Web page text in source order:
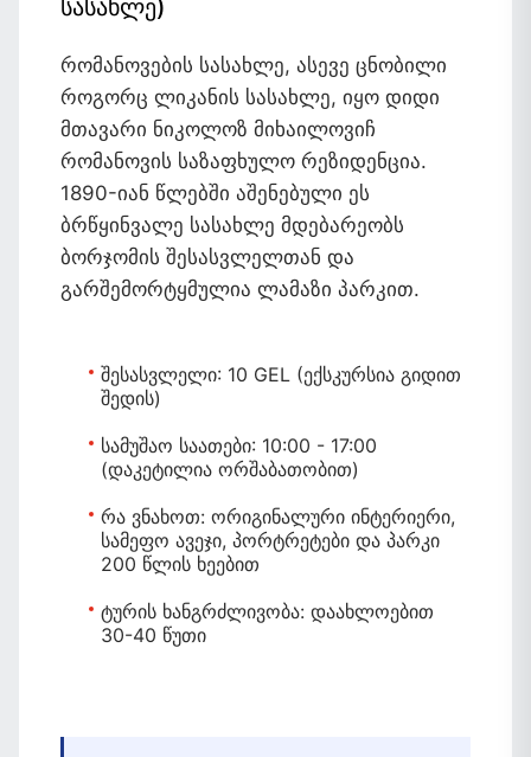
სასახლე)
რომანოვების სასახლე, ასევე ცნობილი
როგორც ლიკანის სასახლე, იყო დიდი
მთავარი ნიკოლოზ მიხაილოვიჩ
რომანოვის საზაფხულო რეზიდენცია.
1890-იან წლებში აშენებული ეს
ბრწყინვალე სასახლე მდებარეობს
ბორჯომის შესასვლელთან და
გარშემორტყმულია ლამაზი პარკით.
შესასვლელი: 10 GEL (ექსკურსია გიდით
შედის)
სამუშაო საათები: 10:00 - 17:00
(დაკეტილია ორშაბათობით)
რა ვნახოთ: ორიგინალური ინტერიერი,
სამეფო ავეჯი, პორტრეტები და პარკი
200 წლის ხეებით
ტურის ხანგრძლივობა: დაახლოებით
30-40 წუთი